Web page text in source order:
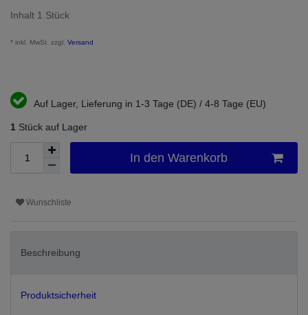
Inhalt 1 Stück
* inkl. MwSt. zzgl. Versand
Auf Lager, Lieferung in 1-3 Tage (DE) / 4-8 Tage (EU)
1 Stück auf Lager
In den Warenkorb
Wunschliste
Beschreibung
Produktsicherheit